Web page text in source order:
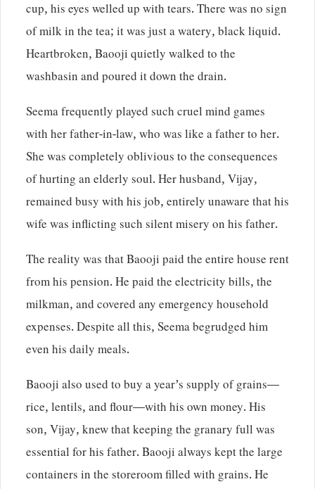
cup, his eyes welled up with tears. There was no sign
of milk in the tea; it was just a watery, black liquid.
Heartbroken, Baooji quietly walked to the
washbasin and poured it down the drain.
Seema frequently played such cruel mind games
with her father-in-law, who was like a father to her.
She was completely oblivious to the consequences
of hurting an elderly soul. Her husband, Vijay,
remained busy with his job, entirely unaware that his
wife was inflicting such silent misery on his father.
The reality was that Baooji paid the entire house rent
from his pension. He paid the electricity bills, the
milkman, and covered any emergency household
expenses. Despite all this, Seema begrudged him
even his daily meals.
Baooji also used to buy a year’s supply of grains—
rice, lentils, and flour—with his own money. His
son, Vijay, knew that keeping the granary full was
essential for his father. Baooji always kept the large
containers in the storeroom filled with grains. He